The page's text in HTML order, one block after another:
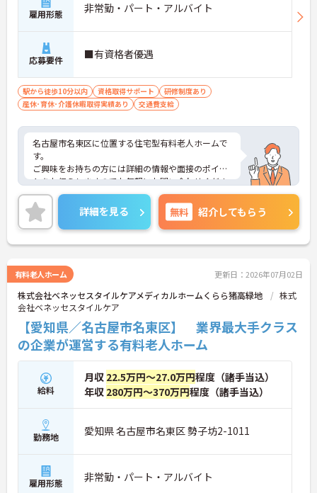
雇用形態 非常勤・パート・アルバイト
応募要件 ■有資格者優遇
駅から徒歩10分以内 資格取得サポート
研修制度あり
産休･育休･介護休暇取得実績あり
交通費支給
名古屋市名東区に位置する住宅型有料老人ホームで
す。
ご興味をお持ちの方には詳細の情報や面接のポイン
トをお伝えしますのでお気軽にお問い合わせくださ
いませ。
詳細を見る 無料 紹介してもらう
有料老人ホーム 更新日：2026年07月02日
株式会社ベネッセスタイルケアメディカルホームくらら猪高緑地
株式
会社ベネッセスタイルケア
【愛知県／名古屋市名東区】 業界最大手クラス
の企業が運営する有料老人ホーム
給料
月収 22.5万円～27.0万円程度（諸手当込）
年収 280万円～370万円程度（諸手当込）
勤務地 愛知県 名古屋市名東区 勢子坊2-1011
雇用形態 非常勤・パート・アルバイト